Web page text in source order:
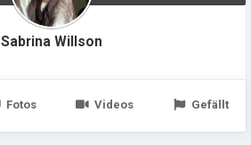
Sabrina Willson
Fotos Videos Gefällt